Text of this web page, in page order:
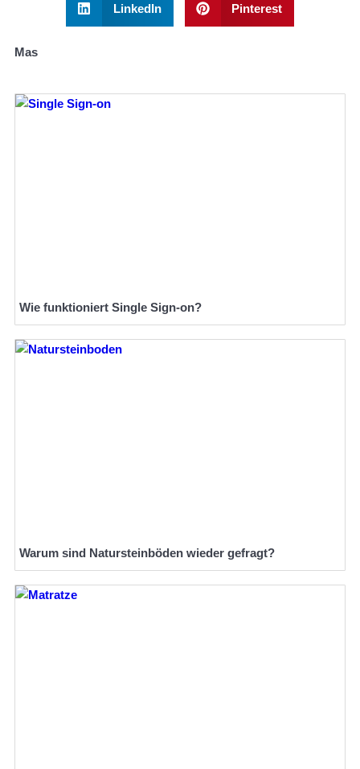
LinkedIn Pinterest
Mas
Wie funktioniert Single Sign-on?
Warum sind Natursteinböden wieder gefragt?